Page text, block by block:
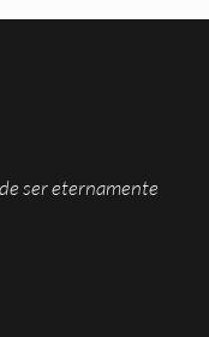
ser eternamente